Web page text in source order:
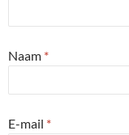
Naam *
E-mail *